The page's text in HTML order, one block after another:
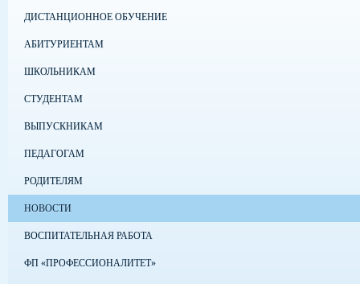
ДИСТАНЦИОННОЕ ОБУЧЕНИЕ
АБИТУРИЕНТАМ
ШКОЛЬНИКАМ
СТУДЕНТАМ
ВЫПУСКНИКАМ
ПЕДАГОГАМ
РОДИТЕЛЯМ
НОВОСТИ
ВОСПИТАТЕЛЬНАЯ РАБОТА
ФП «ПРОФЕССИОНАЛИТЕТ»